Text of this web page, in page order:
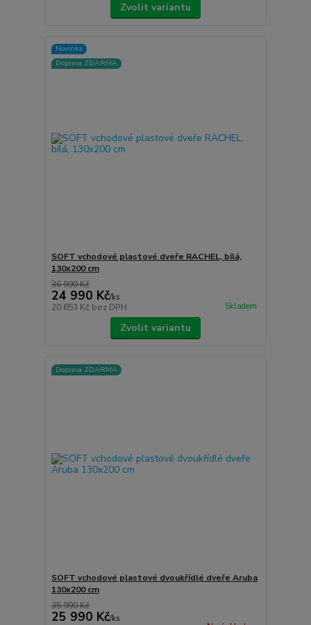
Zvolit variantu
Novinka
Doprava ZDARMA
SOFT vchodové plastové dveře RACHEL, bílá,
130x200 cm
36 990 Kč
24 990 Kč/ks
20 653 Kč bez DPH Skladem
Zvolit variantu
Doprava ZDARMA
SOFT vchodové plastové dvoukřídlé dveře Aruba
130x200 cm
35 990 Kč
25 990 Kč/ks